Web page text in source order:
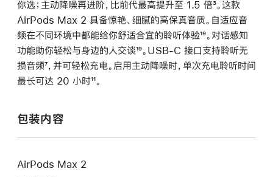
你选；主动降噪再进阶，比前代最高提升至 1.5 倍脚
注
³。这款
AirPods Max 2 具备惊艳、细腻的高保真音质。自适应音
频在不同环境中都能给你舒适合宜的聆听体验脚
注
¹⁹。对话感知
功能助你轻松与身边的人交谈脚
注
¹⁹。USB-C 接口支持聆听无
损音频脚
注
⁷，并可轻松充电。启用主动降噪时，单次充电聆听时间
最长可达 20 小时脚
¹¹。
包装内容
AirPods Max 2